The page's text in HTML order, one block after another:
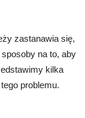
zastanawia się,
na to, aby
kilka
problemu.